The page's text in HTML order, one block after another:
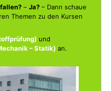
– Ja?– Dann schaue
Themen zu den Kursen
und
– Statik) an.